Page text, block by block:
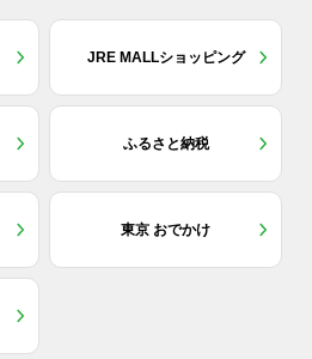
JRE MALLショッピング
ふるさと納税
東京 おでかけ